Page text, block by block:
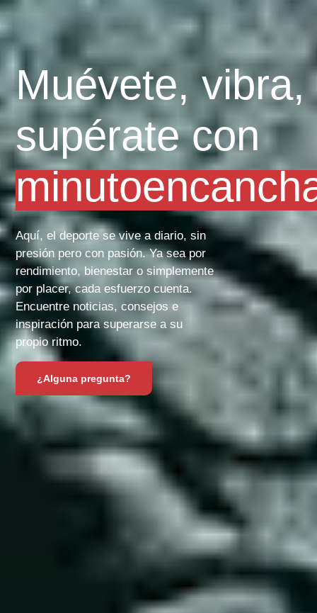
Muévete, vibra,
supérate con
Aquí, el deporte se vive a diario, sin
presión pero con pasión. Ya sea por
rendimiento, bienestar o simplemente
por placer, cada esfuerzo cuenta.
Encuentre noticias, consejos e
inspiración para superarse a su
propio ritmo.
¿Alguna pregunta?